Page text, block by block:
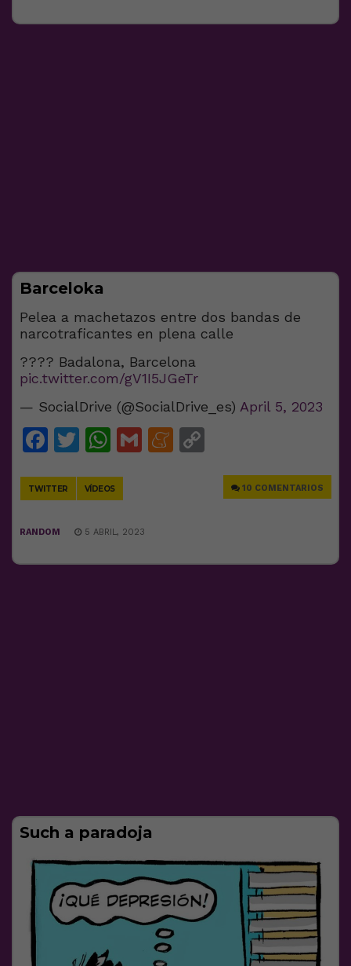
Barceloka
Pelea a machetazos entre dos bandas de
narcotraficantes en plena calle
???? Badalona, Barcelona
pic.twitter.com/gV1I5JGeTr
— SocialDrive (@SocialDrive_es) April 5, 2023
Facebook
Twitter
WhatsApp
GmailMeneame
TWITTER VÍDEOS 10 COMENTARIOS
RANDOM 5 ABRIL, 2023
Such a paradoja